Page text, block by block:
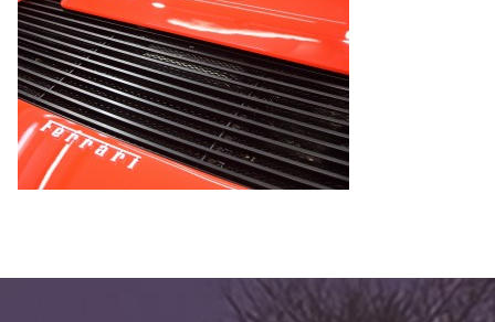
PICKUPNOSTALGIC
お客さまの声お問い合わせ施工のご予約